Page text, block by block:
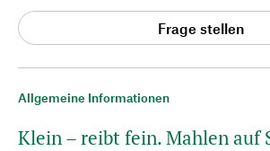
Allgemeine Informationen
Klein – reibt fein. Mahlen auf
Frage stellen